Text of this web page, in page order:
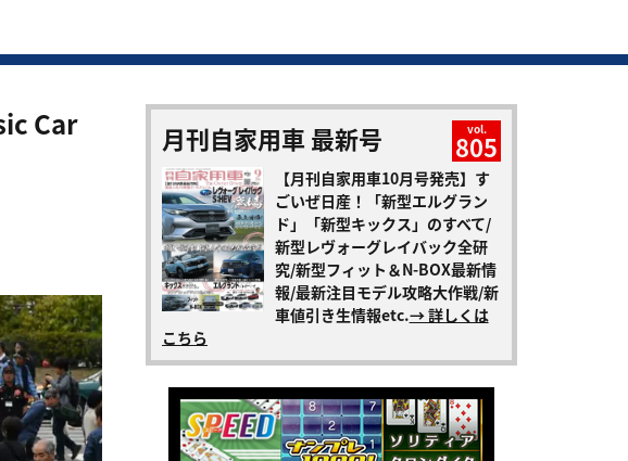
Car
月刊自家用車 最新号 vol.
805
【月刊自家用車10月号発売】す
ごいぜ日産！「新型エルグラン
ド」「新型キックス」のすべて/
新型レヴォーグレイバック全研
究/新型フィット＆N-BOX最新情
報/最新注目モデル攻略大作戦/新
車値引き生情報etc.→ 詳しくは
こちら